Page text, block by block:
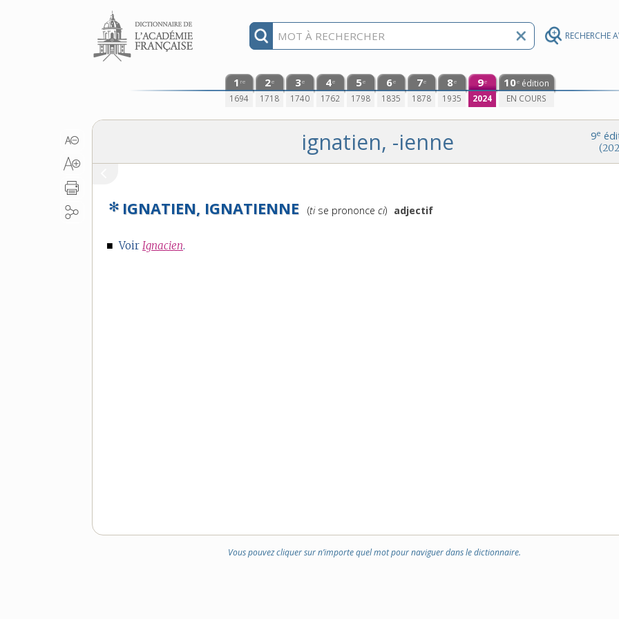
RECHERCHE
Aller au contenu
1 re
1694
2e
1718
3e
1740
4e
1762
5e
1798
6e
1835
7e
1878
8e
1935
9e
2024
10e édition
EN COURS
9e
ignatien, -ienne
✻ IGNATIEN, IGNATIENNE
Prononciation
(tise prononceci) adjectif
■Voir Ignacien.
Vous pouvez cliquer sur n’importe quel mot pour naviguer dans le dictionnaire.